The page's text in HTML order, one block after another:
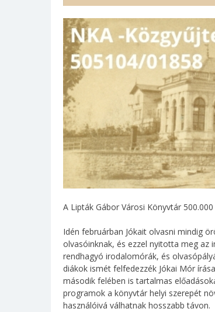
A Lipták Gábor Városi Könyvtár
Idén februárban Jókait olvasni mindig
olvasóinknak, és ezzel nyitotta meg az
rendhagyó irodalomórák, és
diákok ismét felfedezzék Jókai Mór
második felében is tartalmas
programok a könyvtár helyi szerepét
használóivá válhatnak hosszabb távon.